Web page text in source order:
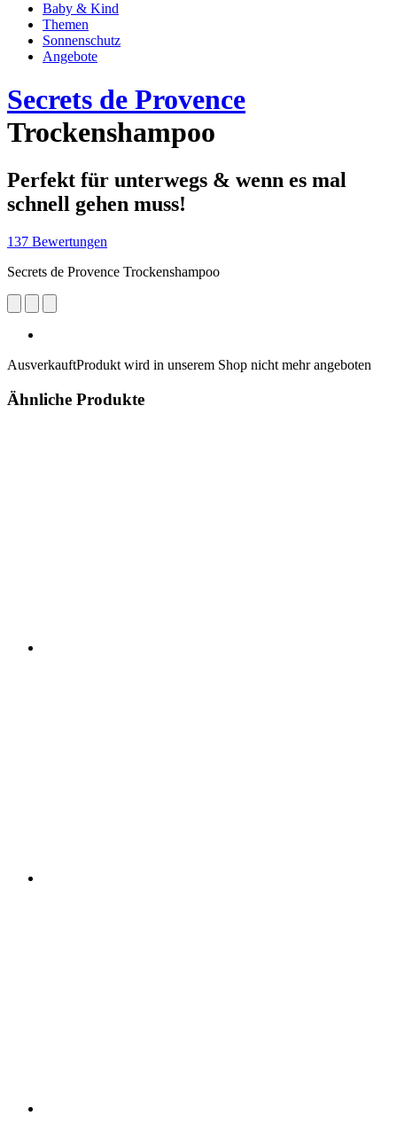
Baby & Kind
Themen
Sonnenschutz
Angebote
Secrets de Provence
Trockenshampoo
Perfekt für unterwegs & wenn es mal
schnell gehen muss!
137 Bewertungen
Secrets de Provence Trockenshampoo
AusverkauftProdukt wird in unserem Shop nicht mehr angeboten
Ähnliche Produkte